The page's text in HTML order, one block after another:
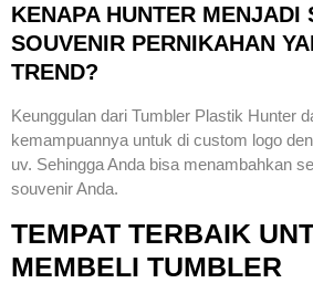
KENAPA HUNTER MENJADI
SOUVENIR PERNIKAHAN
TREND?
Keunggulan dari Tumbler Plastik Hunter
kemampuannya untuk di custom logo
uv. Sehingga Anda bisa menambahkan
souvenir Anda.
TEMPAT TERBAIK
MEMBELI TUMBLER